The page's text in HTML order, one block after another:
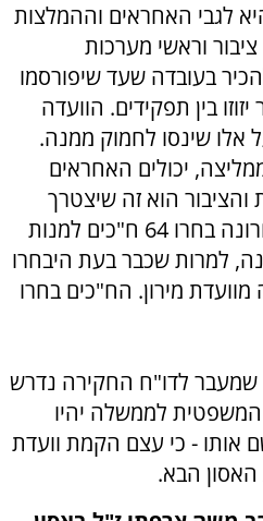
לגבי האחראים וההמלצות
ציבור וראשי מערכות
בעובדה שעד שיפורסמו
בין תפקידים. הוועדה
אלו שינסו לחמוק ממנה.
יכולים האחראים
הוא זה שיצטרך
לשפוט אותם. בכנסת האחרונה בחרו 64 ח"כים למנות
למרות שכבר בעת היבחרו
מירון. הח"כים בחרו
שמעבר לדו"ח החקירה נדרש
המשפטית לממשלה יהיו
אותו - כי עצם הקמת וועדת
הבא.